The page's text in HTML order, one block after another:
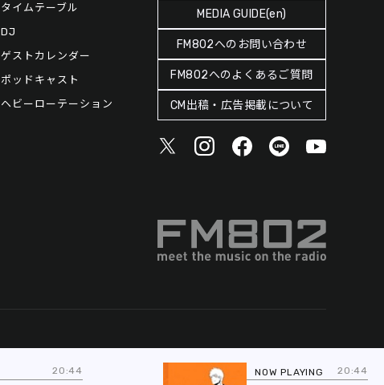
20:44 NOW PLAYING 20:44
タイムテーブル
DJ
ゲストカレンダー
ポッドキャスト
ヘビーローテーション
MEDIA GUIDE(en)
FM802へのお問い合わせ
FM802へのよくあるご質問
CM出稿・広告掲載について